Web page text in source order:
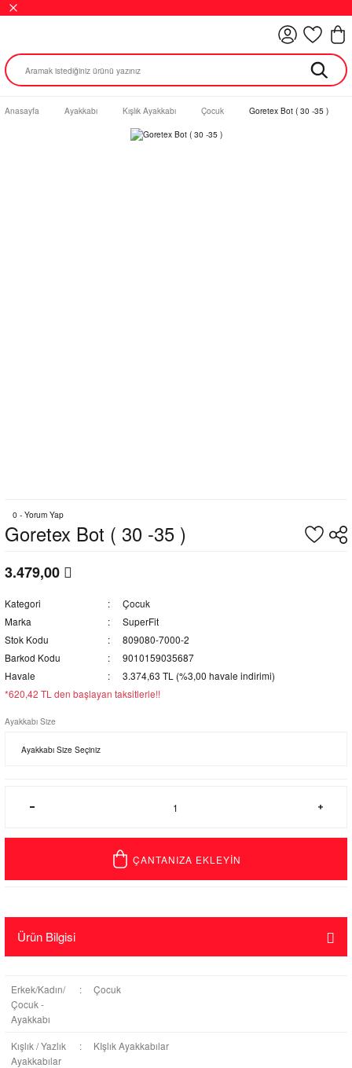
Anasayfa Ayakkabı Kışlık Ayakkabı Çocuk Goretex Bot ( 30 -35 )
0 - Yorum Yap
Goretex Bot ( 30 -35 )
3.479,00
Kategori
Çocuk
Marka
SuperFit
Stok Kodu
809080-7000-2
Barkod Kodu
9010159035687
Havale
3.374,63 TL (%3,00 havale indirimi)
*620,42 TL den başlayan taksitlerle!!
Ayakkabı Size
ÇANTANIZA EKLEYİN
Ürün Bilgisi
Erkek/Kadın/
Çocuk -
Ayakkabı
: Çocuk
Kışlık / Yazlık
Ayakkabılar
: KIşlık Ayakkabılar